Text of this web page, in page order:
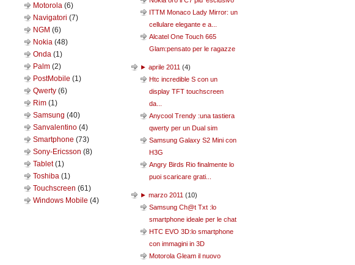
Motorola (6)
Navigatori (7)
NGM (6)
Nokia (48)
Onda (1)
Palm (2)
PostMobile (1)
Qwerty (6)
Rim (1)
Samsung (40)
Sanvalentino (4)
Smartphone (73)
Sony-Ericsson (8)
Tablet(1)
Toshiba (1)
Touchscreen (61)
Windows Mobile (4)
ITTM Monaco Lady Mirror: un
cellulare elegante e a...
Alcatel One Touch 665
Glam:pensato per le ragazze
► aprile 2011 (4)
Htc incredible S con un
display TFT touchscreen
da...
Anycool Trendy :una tastiera
qwerty per un Dual sim
Samsung Galaxy S2 Mini con
H3G
Angry Birds Rio finalmente lo
puoi scaricare grati...
► marzo 2011 (10)
Samsung Ch@t Txt :lo
smartphone ideale per le chat
HTC EVO 3D:lo smartphone
con immagini in 3D
Motorola Gleam il nuovo